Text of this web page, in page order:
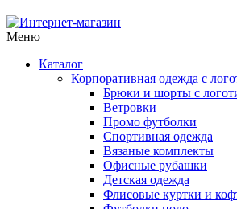
Меню
Каталог
Корпоративная одежда с
Брюки и шорты с
Ветровки
Промо футболки
Спортивная одежда
Вязаные комплекты
Офисные рубашки
Детская одежда
Флисовые куртки и